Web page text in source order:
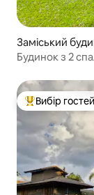
Заміський
Будинок з 2
Топ вибір
Вибір гостей